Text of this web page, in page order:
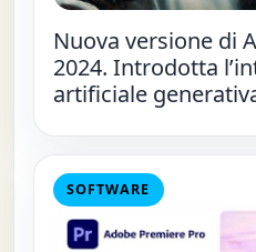
Nuova versione di
2024. Introdotta
artificiale
SOFTWARE